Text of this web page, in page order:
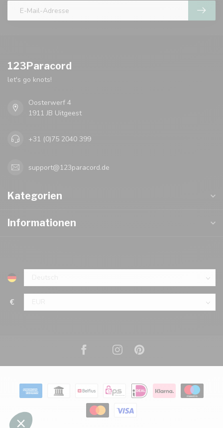
123Paracord
let's go knots!
Oosterwerf 4
1911 JB Uitgeest
+31 (0)75 2040 399
support@123paracord.de
Kategorien
Informationen
€